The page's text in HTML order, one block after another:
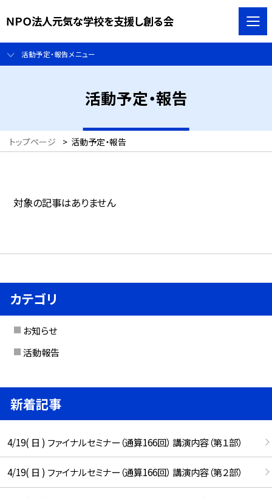
ＮＰＯ法人元気な学校を支援し創る会
活動予定・報告メニュー
活動予定・報告
トップページ > 活動予定・報告
対象の記事はありません
カテゴリ
お知らせ
活動報告
新着記事
4/19( 日 ) ファイナルセミナー（通算166回） 講演内容（第１部）
4/19( 日 ) ファイナルセミナー（通算166回） 講演内容（第２部）